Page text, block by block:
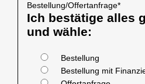
Bestellung/Offertanfrage*
Ich bestätige alles
und wähle:
Bestellung
Bestellung mit